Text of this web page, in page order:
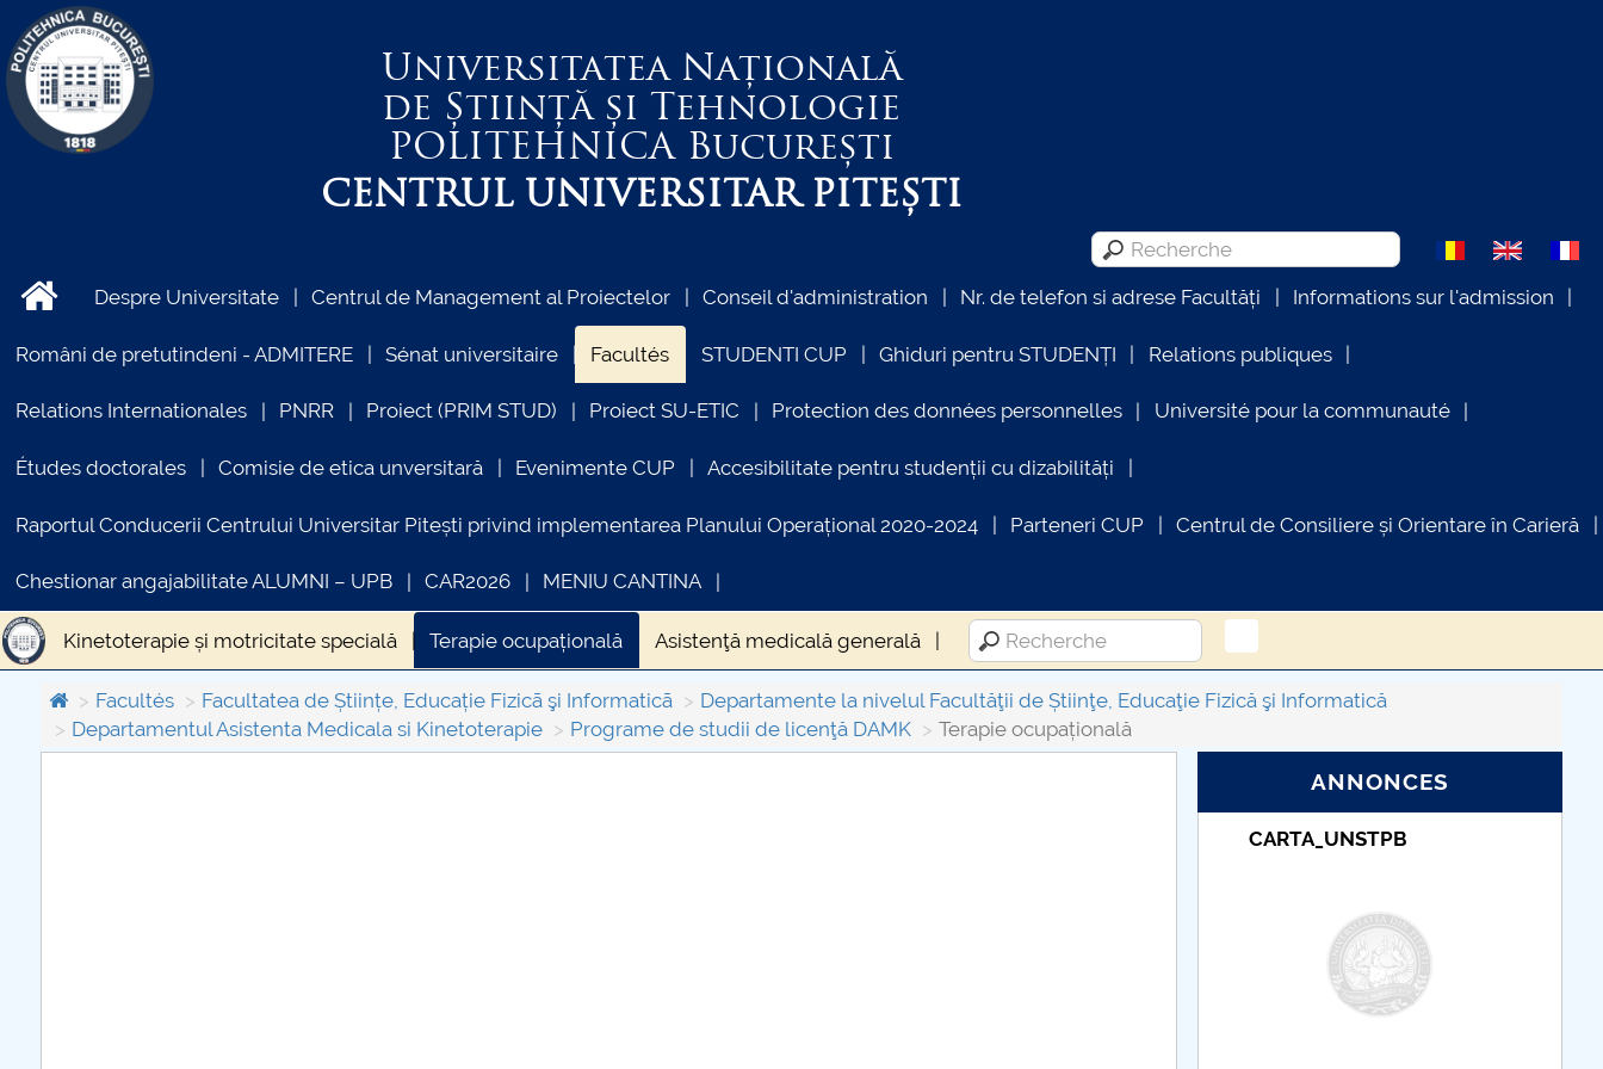
Universitatea Națională
de Știință și Tehnologie
POLITEHNICABucurești
CENTRUL UNIVERSITAR PITEȘTI
Despre Universitate Centrul de Management al Proiectelor Conseil d'administration Nr. de telefon si adrese Facultăți Informations sur l'admission
Români de pretutindeni - ADMITERE Sénat universitaire Facultés STUDENTI CUP Ghiduri pentru STUDENȚI Relations publiques
Relations Internationales PNRR Proiect (PRIM STUD) Proiect SU-ETIC Protection des données personnelles Université pour la communauté
Études doctorales Comisie de etica unversitară Evenimente CUP Accesibilitate pentru studenții cu dizabilități
Raportul Conducerii Centrului Universitar Pitești privind implementarea Planului Operațional 2020-2024 Parteneri CUP Centrul de Consiliere și Orientare în Carieră
Chestionar angajabilitate ALUMNI – UPB CAR2026 MENIU CANTINA
Kinetoterapie și motricitate specială Terapie ocupațională Asistenţă medicală generală
Facultés Facultatea de Științe, Educație Fizicã şi Informaticã
Departamente la nivelul Facultăţii de Știinţe, Educaţie Fizică şi Informatică
Departamentul Asistenta Medicala si Kinetoterapie
Programe de studii de licenţă DAMK Terapie ocupațională
ANNONCES
Taxe de școlarizare